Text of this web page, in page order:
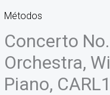
Métodos
Concerto
Orchestra,
Piano,
1
Timpani
and
Orchestra,